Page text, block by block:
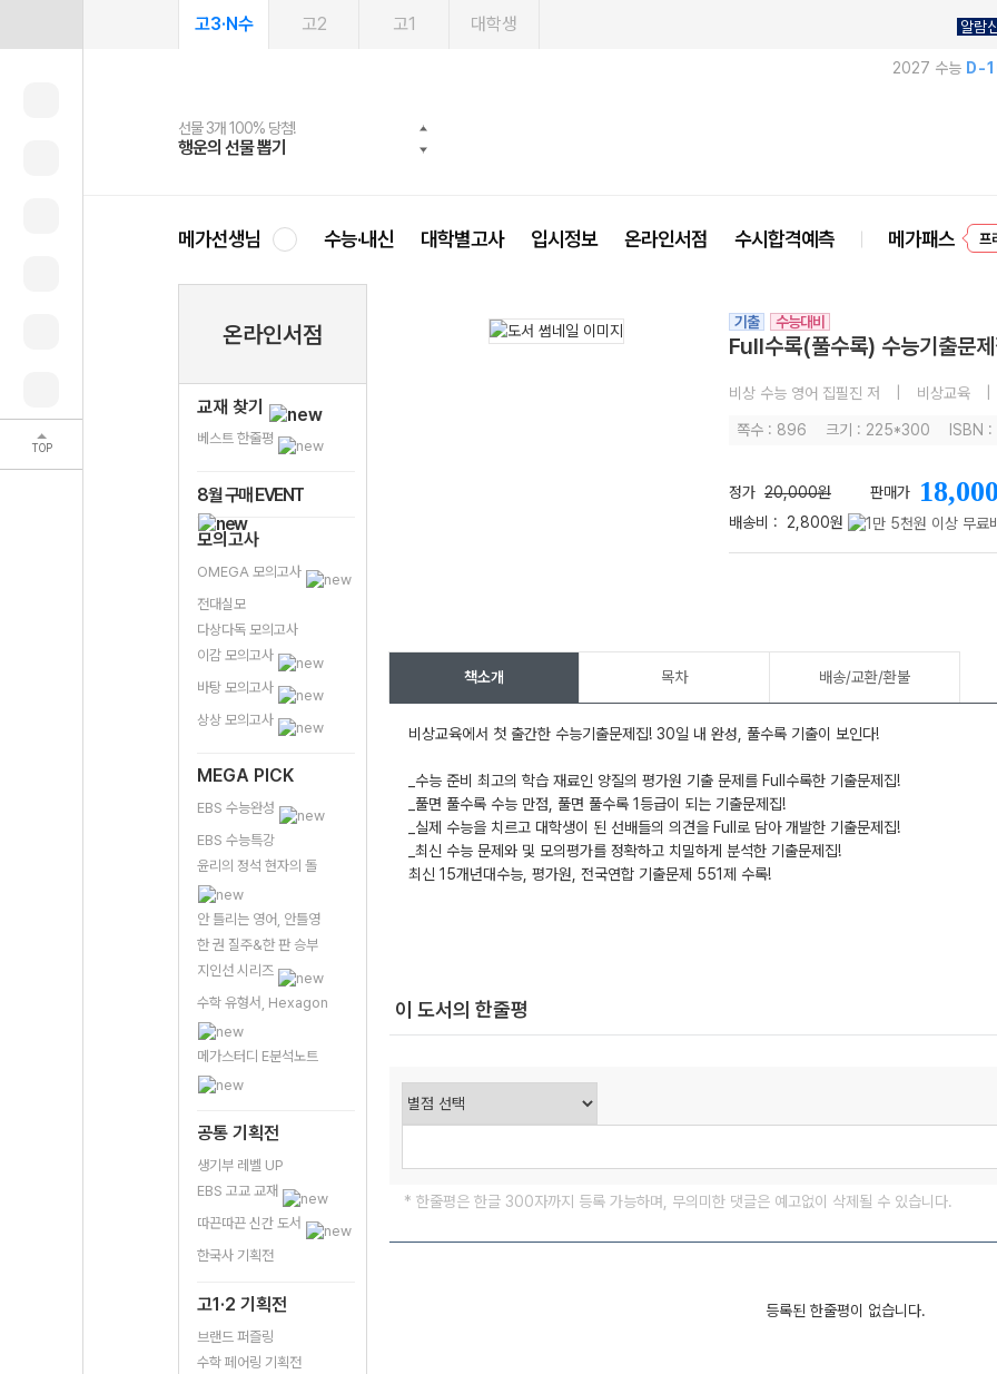
TOP
고3·N수 고2 고1 대학생 알람
2027 수능 D-
메가스터디
선물 3개 100% 당첨!
행운의 선물 뽑기
선물 100% 증정!
메가스터디 X 올리브
여름방학 스터디 캐시백
메가런 썸머스쿨
2027 러셀 단과
강사 공개선발
스마트러닝앱
설문 EVENT
메가패스
3일 무료 체험권
메가패스 수강생 무료혜택!
메가클럽 멤버십
사회공헌 캠페인
희망이룸 메가나눔
메가선생님 수능·내신 대학별고사 입시정보 온라인서점 수시합격예측 메가패스 프
온라인서점
교재 찾기
베스트 한줄평
8월 구매 EVENT
모의고사
OMEGA 모의고사
전대실모
다상다독 모의고사
이감 모의고사
바탕 모의고사
상상 모의고사
MEGA PICK
EBS 수능완성
EBS 수능특강
윤리의 정석 현자의 돌
안 틀리는 영어, 안틀영
한 권 질주&한 판 승부
지인선 시리즈
수학 유형서, Hexagon
메가스터디 E분석노트
공통 기획전
생기부 레벨 UP
EBS 고교 교재
따끈따끈 신간 도서
한국사 기획전
고1·2 기획전
브랜드 퍼즐링
수학 페어링 기획전
기출 수능대비
Full수록(풀수록) 수능기출문
비상 수능 영어 집필진 저 비상교육
쪽수 : 896 크기 : 225*300 ISBN
정가 20,000원 판매가 18,000
배송비 : 2,800원
책소개 목차 배송/교환/환불
비상교육에서 첫 출간한 수능기출문제집! 30일 내 완성, 풀수록 기출이 보인다!
_수능 준비 최고의 학습 재료인 양질의 평가원 기출 문제를 Full수록한 기출문제집!
_풀면 풀수록 수능 만점, 풀면 풀수록 1등급이 되는 기출문제집!
_실제 수능을 치르고 대학생이 된 선배들의 의견을 Full로 담아 개발한 기출문제집!
_최신 수능 문제와 및 모의평가를 정확하고 치밀하게 분석한 기출문제집!
최신 15개년대수능, 평가원, 전국연합 기출문제 551제 수록!
이 도서의 한줄평
* 한줄평은 한글 300자까지 등록 가능하며, 무의미한 댓글은 예고없이 삭제될 수 있습니다.
등록된 한줄평이 없습니다.